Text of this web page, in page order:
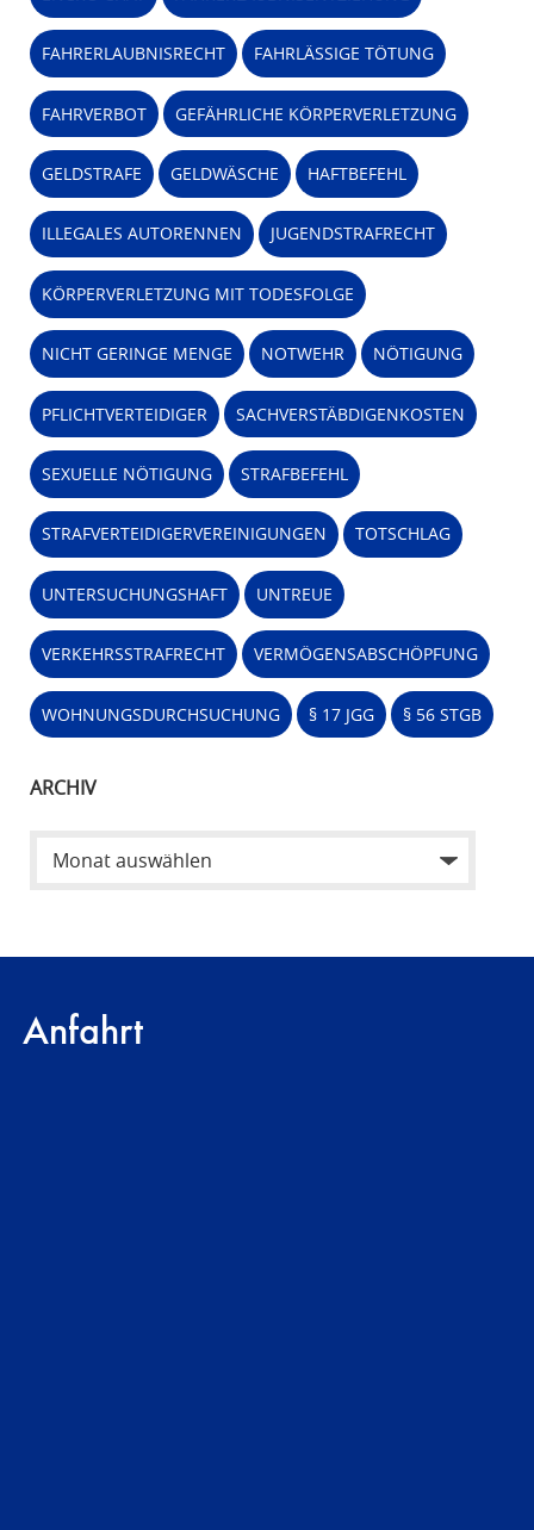
FAHRERLAUBNISRECHT FAHRLÄSSIGE TÖTUNG
FAHRVERBOT GEFÄHRLICHE KÖRPERVERLETZUNG
GELDSTRAFE GELDWÄSCHE HAFTBEFEHL
ILLEGALES AUTORENNEN JUGENDSTRAFRECHT
KÖRPERVERLETZUNG MIT TODESFOLGE
NICHT GERINGE MENGE NOTWEHR NÖTIGUNG
PFLICHTVERTEIDIGER SACHVERSTÄBDIGENKOSTEN
SEXUELLE NÖTIGUNG STRAFBEFEHL
STRAFVERTEIDIGERVEREINIGUNGEN TOTSCHLAG
UNTERSUCHUNGSHAFT UNTREUE
VERKEHRSSTRAFRECHT VERMÖGENSABSCHÖPFUNG
WOHNUNGSDURCHSUCHUNG § 17 JGG § 56 STGB
ARCHIV
Anfahrt